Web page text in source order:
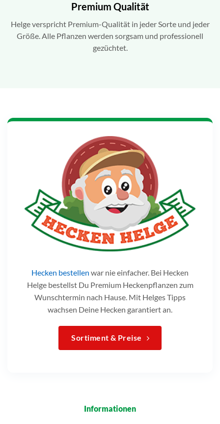
Premium Qualität
Helge verspricht Premium-Qualität in jeder Sorte und jeder
Größe. Alle Pflanzen werden sorgsam und professionell
gezüchtet.
Hecken bestellen war nie einfacher. Bei Hecken
Helge bestellst Du Premium Heckenpflanzen zum
Wunschtermin nach Hause. Mit Helges Tipps
wachsen Deine Hecken garantiert an.
Sortiment & Preise
Informationen